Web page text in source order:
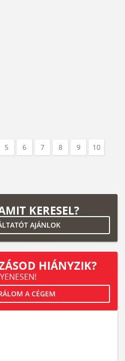
5 6 7 8 9
10
KERESEL?
AJÁNLOK
HIÁNYZIK?
A CÉGEM